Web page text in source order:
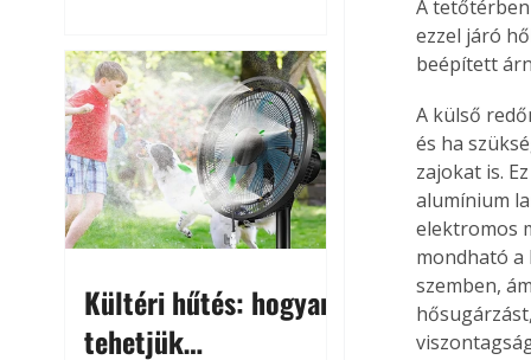
megközelítheti. Ez nemcsak a
beszállást teszi kellemetlenné,
hanem az autó állapotára és a
benne hagyott tárgyakra is
káros hatással lehet. Néhány
egyszerű óvintézkedéssel
azonban jelentősen
csökkenthetjük a hőség káros
Kültéri hűtés: hogyan
tehetjük
A
ezzel járó
beépített
A külső
és ha
zajokat is.
alumínium
elektromos
mondható a
szemben,